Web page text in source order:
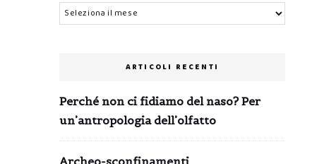
Archivi
ARTICOLI RECENTI
Perché non ci fidiamo del naso? Per
un’antropologia dell’olfatto
Archeo-sconfinamenti